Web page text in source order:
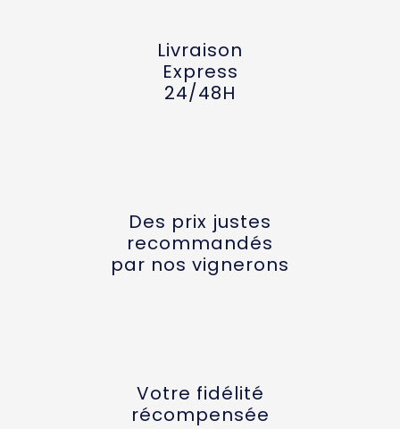
Livraison
Express
24/48H
Des prix justes
recommandés
par nos vignerons
Votre fidélité
récompensée